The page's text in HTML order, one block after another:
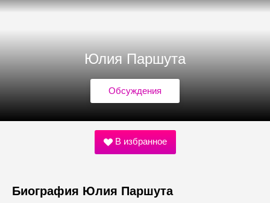
Юлия Паршута
Обсуждения
В избранное
Биография Юлия Паршута